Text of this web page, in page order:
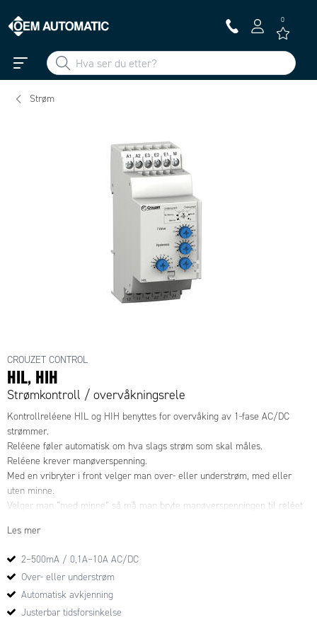
0
Strøm
CROUZET CONTROL
HIL, HIH
Strømkontroll / overvåkningsrele
Kontrollreléene HIL og HIH benyttes for overvåking av 1-fase AC/DC
strømmer.
Reléene føler automatisk om hva slags strøm som skal måles.
Reléene krever manøverspenning.
Med en vribryter i front velger man over- eller understrøm, med eller
uten minne.
Velger man ”med minne” så må man bryte manøverspenningen til reléet
Vribryterens stilling aktiveres når manøverspenningen settes på. Om
for å indikere feil innstilling.
Om vribryterens stilling endres under drift begynner alle lysdiodene å
blinke, men produktet fortsetter å fungere normalt med den strøm som
senest var innstilt på vribryteren.
Les mer
2–500mA / 0,1A–10A AC/DC
Over- eller understrøm
Automatisk avkjenning
Justerbar tidsforsinkelse